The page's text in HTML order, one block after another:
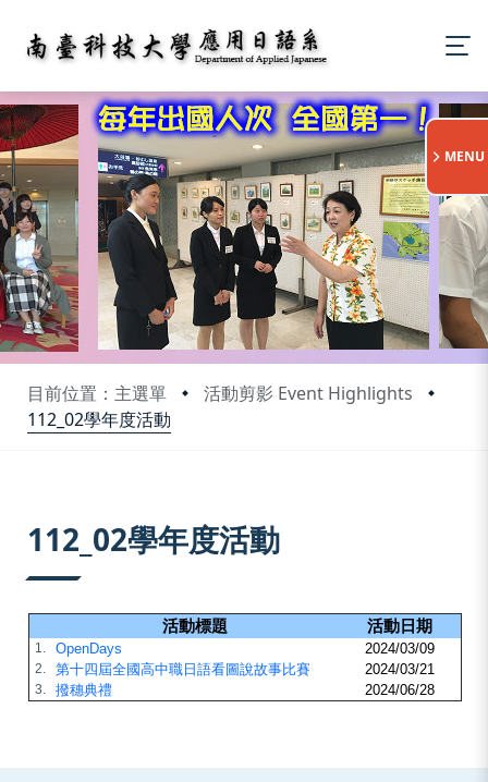
目前位置：主選單
活動剪影 Event Highlights
112_02學年度活動
:::
MENU
112_02學年度活動
活動標題 活動日期
1. OpenDays 2024/03/09
2. 第十四屆全國高中職日語看圖說故事比賽 2024/03/21
3. 撥穗典禮 2024/06/28